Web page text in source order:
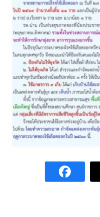
นาต้นบัวโฮมสเตย์
น่านปัว รีสอร์ท
นาเหล่า เก๊าสลี โฮมสเตย์
นาไผ่ปัววิว
บวกบัววิวรีสอร์ท
บ้านกังหัน @ ปัวคอทเทจ
บ้านนาโฮมสเตย์